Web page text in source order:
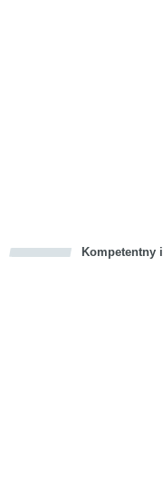
Kompetentny